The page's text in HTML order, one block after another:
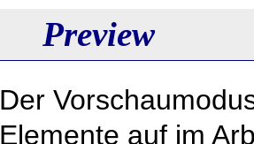
Preview
Der
Elemente auf im